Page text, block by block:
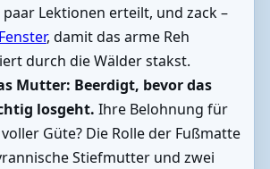
paar Lektionen erteilt, und zack –
Fenster, damit das arme Reh
durch die Wälder stakst.
Mutter: Beerdigt, bevor das
losgeht. Ihre Belohnung für
Güte? Die Rolle der Fußmatte
Stiefmutter und zwei